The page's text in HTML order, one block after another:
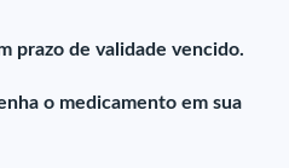
prazo de validade vencido.
o medicamento em sua